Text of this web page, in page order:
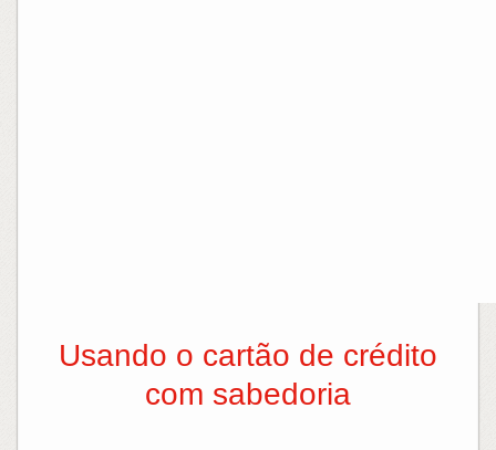
Usando o cartão de crédito
com sabedoria